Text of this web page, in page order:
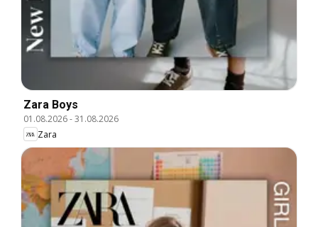
Zara Boys
01.08.2026-31.08.2026
Zara